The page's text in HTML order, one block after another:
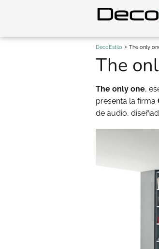
DecoEstilo The only
The
The only one,
presenta la firma
de audio,